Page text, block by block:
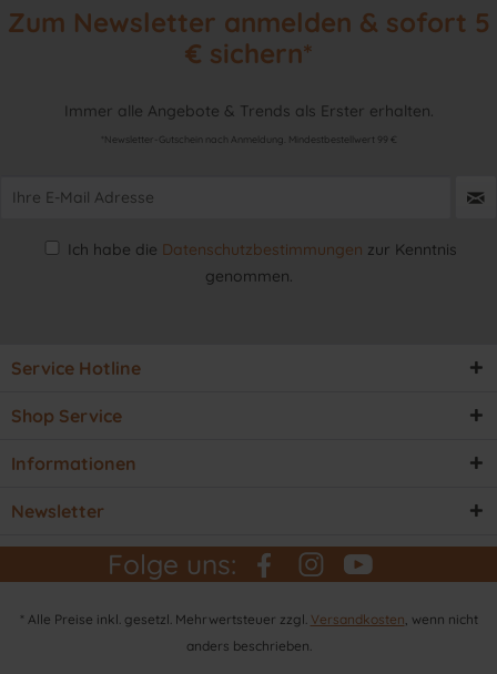
Zum Newsletter anmelden & sofort 5
€ sichern*
Immer alle Angebote & Trends als Erster erhalten.
*Newsletter-Gutschein nach Anmeldung. Mindestbestellwert 99 €
Ich habe die Datenschutzbestimmungen zur Kenntnis
genommen.
Service Hotline
Shop Service
Informationen
Newsletter
Folge uns:
* Alle Preise inkl. gesetzl. Mehrwertsteuer zzgl. Versandkosten , wenn nicht
anders beschrieben.